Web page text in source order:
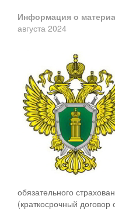
Информация о
августа 2024
обязательного
(краткосрочный договор